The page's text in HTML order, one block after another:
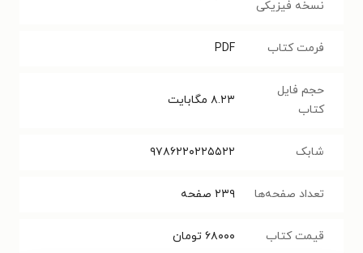
نسخه فیزیکی
فرمت کتاب PDF
حجم فایل
کتاب
۸.۲۳ مگابایت
شابک ۹۷۸۶۲۲۰۲۲۵۵۲۲
تعداد صفحه‌ها ۲۳۹ صفحه
قیمت کتاب ۶۸۰۰۰ تومان